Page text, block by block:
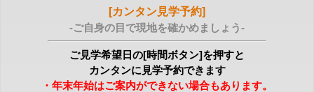
[カンタン見学予約]
-ご自身の目で現地を確かめましょう-
ご見学希望日の[時間ボタン]を押すと
カンタンに見学予約できます
・年末年始はご案内ができない場合もあります。